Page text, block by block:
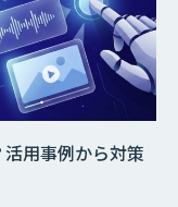
用事例から対策